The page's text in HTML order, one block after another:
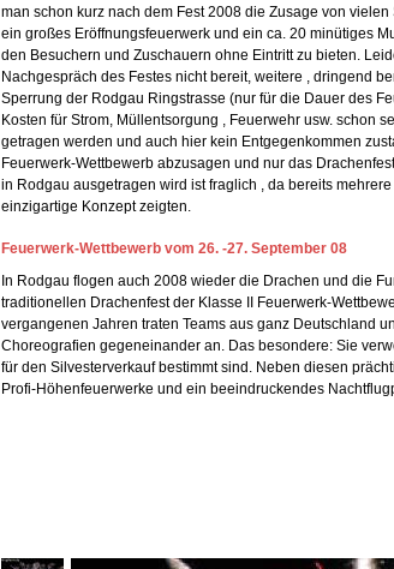
man schon kurz nach dem Fest 2008 die Zusage von
ein großes Eröffnungsfeuerwerk und ein ca. 20 minütiges
den Besuchern und Zuschauern ohne Eintritt zu bieten.
Nachgespräch des Festes nicht bereit, weitere , dringend
Sperrung der Rodgau Ringstrasse (nur für die Dauer des
Kosten für Strom, Müllentsorgung , Feuerwehr usw. schon
getragen werden und auch hier kein Entgegenkommen
Feuerwerk-Wettbewerb abzusagen und nur das
in Rodgau ausgetragen wird ist fraglich , da bereits
einzigartige Konzept zeigten.
Feuerwerk-Wettbewerb vom 26. -27. September 08
In Rodgau flogen auch 2008 wieder die Drachen und die
traditionellen Drachenfest der Klasse II Feuerwerk-
vergangenen Jahren traten Teams aus ganz Deutschland
Choreografien gegeneinander an. Das besondere: Sie
für den Silvesterverkauf bestimmt sind. Neben diesen
Profi-Höhenfeuerwerke und ein beeindruckendes